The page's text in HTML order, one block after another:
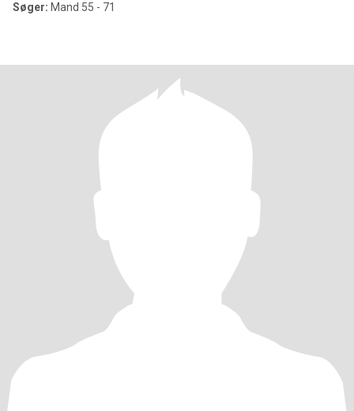
Søger: Mand 55 - 71